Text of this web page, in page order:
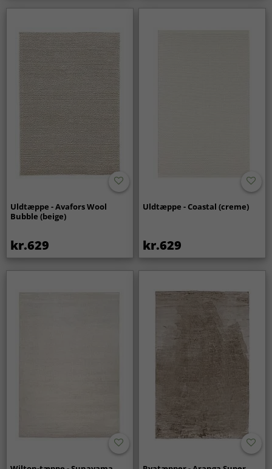
Uldtæppe - Avafors Wool
Bubble (beige)
kr.629
Uldtæppe - Coastal (creme)
kr.629